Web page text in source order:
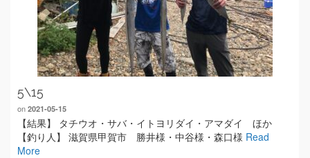
5\15
on 2021-05-15
【結果】 タチウオ・サバ・イトヨリダイ・アマダイ ほか
【釣り人】 滋賀県甲賀市 勝井様・中谷様・森口様 Read
More